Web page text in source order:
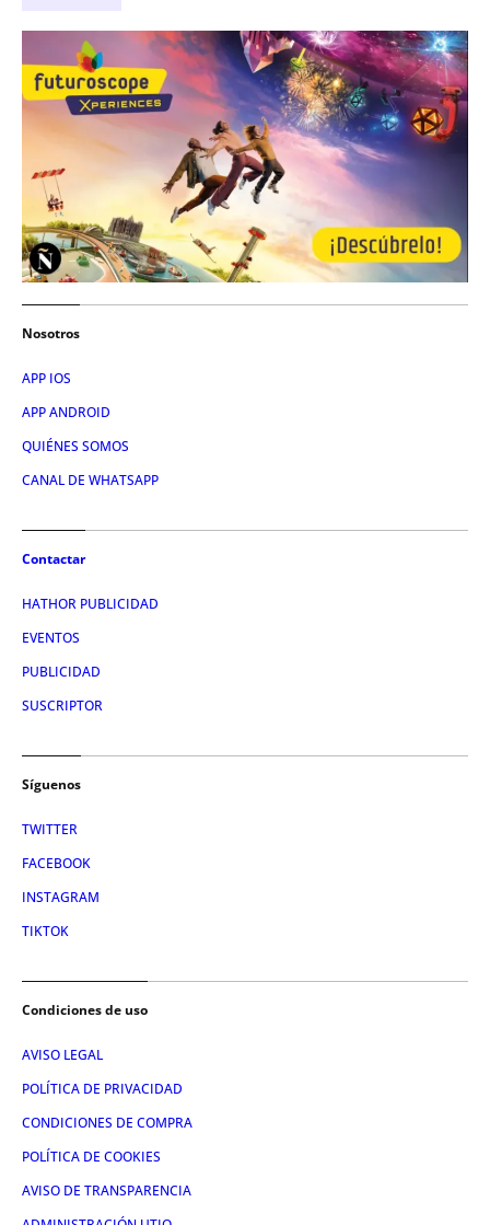
TERCERA.- PARTICIPANTES
CUARTA.- PREMIO
QUINTA.- MECÁNICA DE LA PROMOCIÓN.
PARTICIPACIÓN EN EL SORTEO
Nosotros
APP IOS
APP ANDROID
QUIÉNES SOMOS
CANAL DE WHATSAPP
Contactar
HATHOR PUBLICIDAD
EVENTOS
PUBLICIDAD
SUSCRIPTOR
Síguenos
TWITTER
FACEBOOK
INSTAGRAM
TIKTOK
Condiciones de uso
AVISO LEGAL
POLÍTICA DE PRIVACIDAD
CONDICIONES DE COMPRA
POLÍTICA DE COOKIES
AVISO DE TRANSPARENCIA